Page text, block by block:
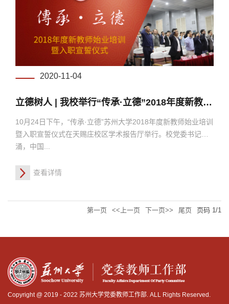
2020-11-04
立德树人 | 我校举行“传承·立德”2018年度新教师始业培训暨入职宣誓仪式
10月24日下午，“传承·立德”苏州大学2018年度新教师始业培训
暨入职宣誓仪式在天赐庄校区学术报告厅举行。校党委书记江
涌，中国...
查看详情
第一页 <<上一页 下一页>> 尾页 页码 1/1
Copyright @ 2019 - 2022 苏州大学党委教师工作部. ALL Rights Reserved.